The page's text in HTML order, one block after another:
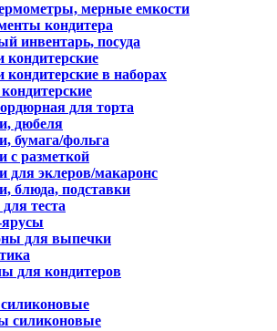
мерные емкости
кондитера
инвентарь, посуда
кондитерские
кондитерские в наборах
для торта
дюбеля
бумага/фольга
с разметкой
для эклеров/макаронс
блюда, подставки
теста
для выпечки
для кондитеров
силиконовые